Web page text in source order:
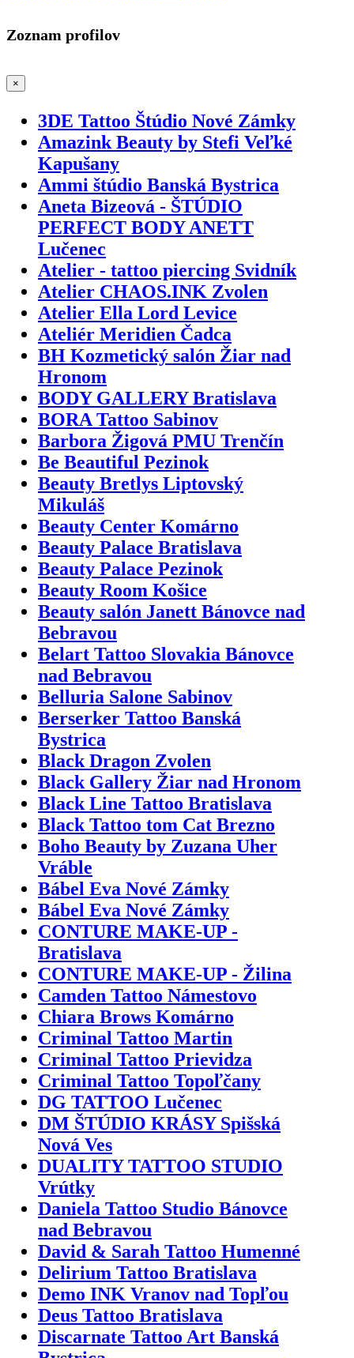
Zoznam profilov
×
3DE Tattoo Štúdio Nové Zámky
Amazink Beauty by Stefi Veľké
Kapušany
Ammi štúdio Banská Bystrica
Aneta Bizeová - ŠTÚDIO
PERFECT BODY ANETT
Lučenec
Atelier - tattoo piercing Svidník
Atelier CHAOS.INK Zvolen
Atelier Ella Lord Levice
Ateliér Meridien Čadca
BH Kozmetický salón Žiar nad
Hronom
BODY GALLERY Bratislava
BORA Tattoo Sabinov
Barbora Žigová PMU Trenčín
Be Beautiful Pezinok
Beauty Bretlys Liptovský
Mikuláš
Beauty Center Komárno
Beauty Palace Bratislava
Beauty Palace Pezinok
Beauty Room Košice
Beauty salón Janett Bánovce nad
Bebravou
Belart Tattoo Slovakia Bánovce
nad Bebravou
Belluria Salone Sabinov
Berserker Tattoo Banská
Bystrica
Black Dragon Zvolen
Black Gallery Žiar nad Hronom
Black Line Tattoo Bratislava
Black Tattoo tom Cat Brezno
Boho Beauty by Zuzana Uher
Vráble
Bábel Eva Nové Zámky
Bábel Eva Nové Zámky
CONTURE MAKE-UP -
Bratislava
CONTURE MAKE-UP - Žilina
Camden Tattoo Námestovo
Chiara Brows Komárno
Criminal Tattoo Martin
Criminal Tattoo Prievidza
Criminal Tattoo Topoľčany
DG TATTOO Lučenec
DM ŠTÚDIO KRÁSY Spišská
Nová Ves
DUALITY TATTOO STUDIO
Vrútky
Daniela Tattoo Studio Bánovce
nad Bebravou
David & Sarah Tattoo Humenné
Delirium Tattoo Bratislava
Demo INK Vranov nad Topľou
Deus Tattoo Bratislava
Discarnate Tattoo Art Banská